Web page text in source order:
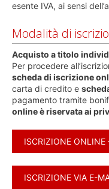
esente IVA, ai sensi
Modalità di
Acquisto a titolo
Per procedere
scheda di iscrizione
carta di credito e
pagamento tramite
online è riservata ai
ISCRIZIONE
ISCRIZIONE VIA E-